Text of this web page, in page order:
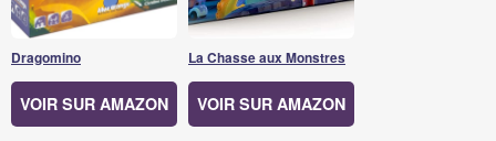
Dragomino
VOIR SUR AMAZON
La Chasse aux Monstres
VOIR SUR AMAZON